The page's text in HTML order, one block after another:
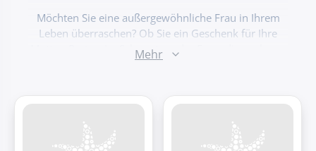
Möchten Sie eine außergewöhnliche Frau in Ihrem
Leben überraschen? Ob Sie ein Geschenk für Ihre
Mutter, Partnerin, Schwester oder Freundin suchen –
bei Aquapalace Prag finden Sie das Richtige. Wir
Mehr